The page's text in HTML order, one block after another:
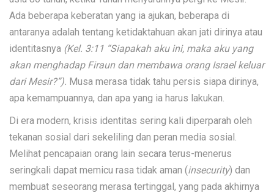
Ada beberapa keberatan yang ia ajukan, beberapa di
antaranya adalah tentang ketidaktahuan akan jati dirinya atau
identitasnya (Kel. 3:11 “Siapakah aku ini, maka aku yang
akan menghadap Firaun dan membawa orang Israel keluar
dari Mesir?”). Musa merasa tidak tahu persis siapa dirinya,
apa kemampuannya, dan apa yang ia harus lakukan.
Di era modern, krisis identitas sering kali diperparah oleh
tekanan sosial dari sekeliling dan peran media sosial.
Melihat pencapaian orang lain secara terus-menerus
seringkali dapat memicu rasa tidak aman (insecurity) dan
membuat seseorang merasa tertinggal, yang pada akhirnya